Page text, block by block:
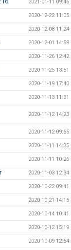
2021-01-11 09:46
2020-12-22 11:05
2020-12-08 11:24
2020-12-01 14:58
2020-11-26 12:42
2020-11-25 13:51
2020-11-19 17:40
2020-11-13 11:31
2020-11-12 14:23
2020-11-12 09:55
2020-11-11 14:35
2020-11-11 10:26
2020-11-03 12:34
2020-10-22 09:41
2020-10-21 14:15
2020-10-14 10:41
2020-10-12 15:19
2020-10-09 12:54